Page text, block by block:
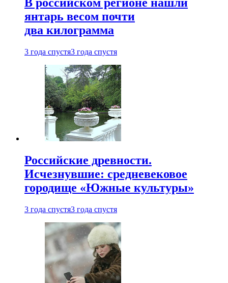
янтарь весом почти
два килограмма
3 года спустя3 года спустя
Российские древности.
Исчезнувшие: средневековое
городище «Южные культуры»
3 года спустя3 года спустя